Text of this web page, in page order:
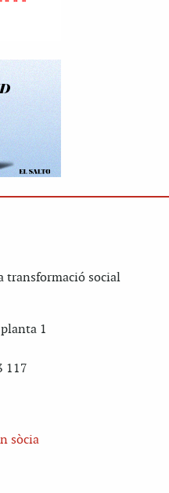
transformació social
1
117
sòcia